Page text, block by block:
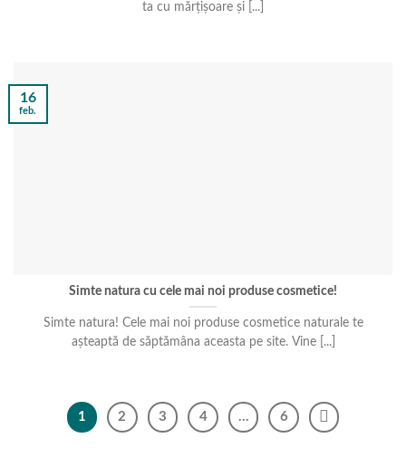
ta cu mărțișoare și [...]
Simte natura cu cele mai noi produse cosmetice!
Simte natura! Cele mai noi produse cosmetice naturale te
așteaptă de săptămâna aceasta pe site. Vine [...]
16
feb.
1 2 3 4 … 6